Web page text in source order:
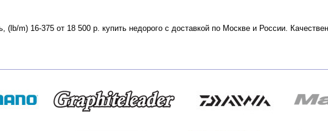
(lb/m) 16-375 от 18 500 р. купить недорого с доставкой по Москве и России.